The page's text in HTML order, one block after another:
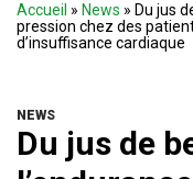
Accueil » News » Du jus
pression chez des
d’insuffisance cardiaque
NEWS
Du jus de